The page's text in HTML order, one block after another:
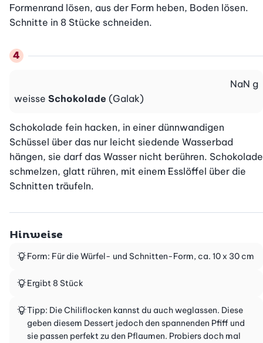
Formenrand lösen, aus der Form heben, Boden lösen.
Schnitte in 8 Stücke schneiden.
weisse Schokolade (Galak)
NaN g
Schokolade fein hacken, in einer dünnwandigen
Schüssel über das nur leicht siedende Wasserbad
hängen, sie darf das Wasser nicht berühren. Schokolade
schmelzen, glatt rühren, mit einem Esslöffel über die
Schnitten träufeln.
Hinweise
Form: Für die Würfel- und Schnitten-Form, ca. 10 x 30 cm
Ergibt 8 Stück
Tipp: Die Chiliflocken kannst du auch weglassen. Diese
geben diesem Dessert jedoch den spannenden Pfiff und
sie passen perfekt zu den Pflaumen. Probiers doch mal